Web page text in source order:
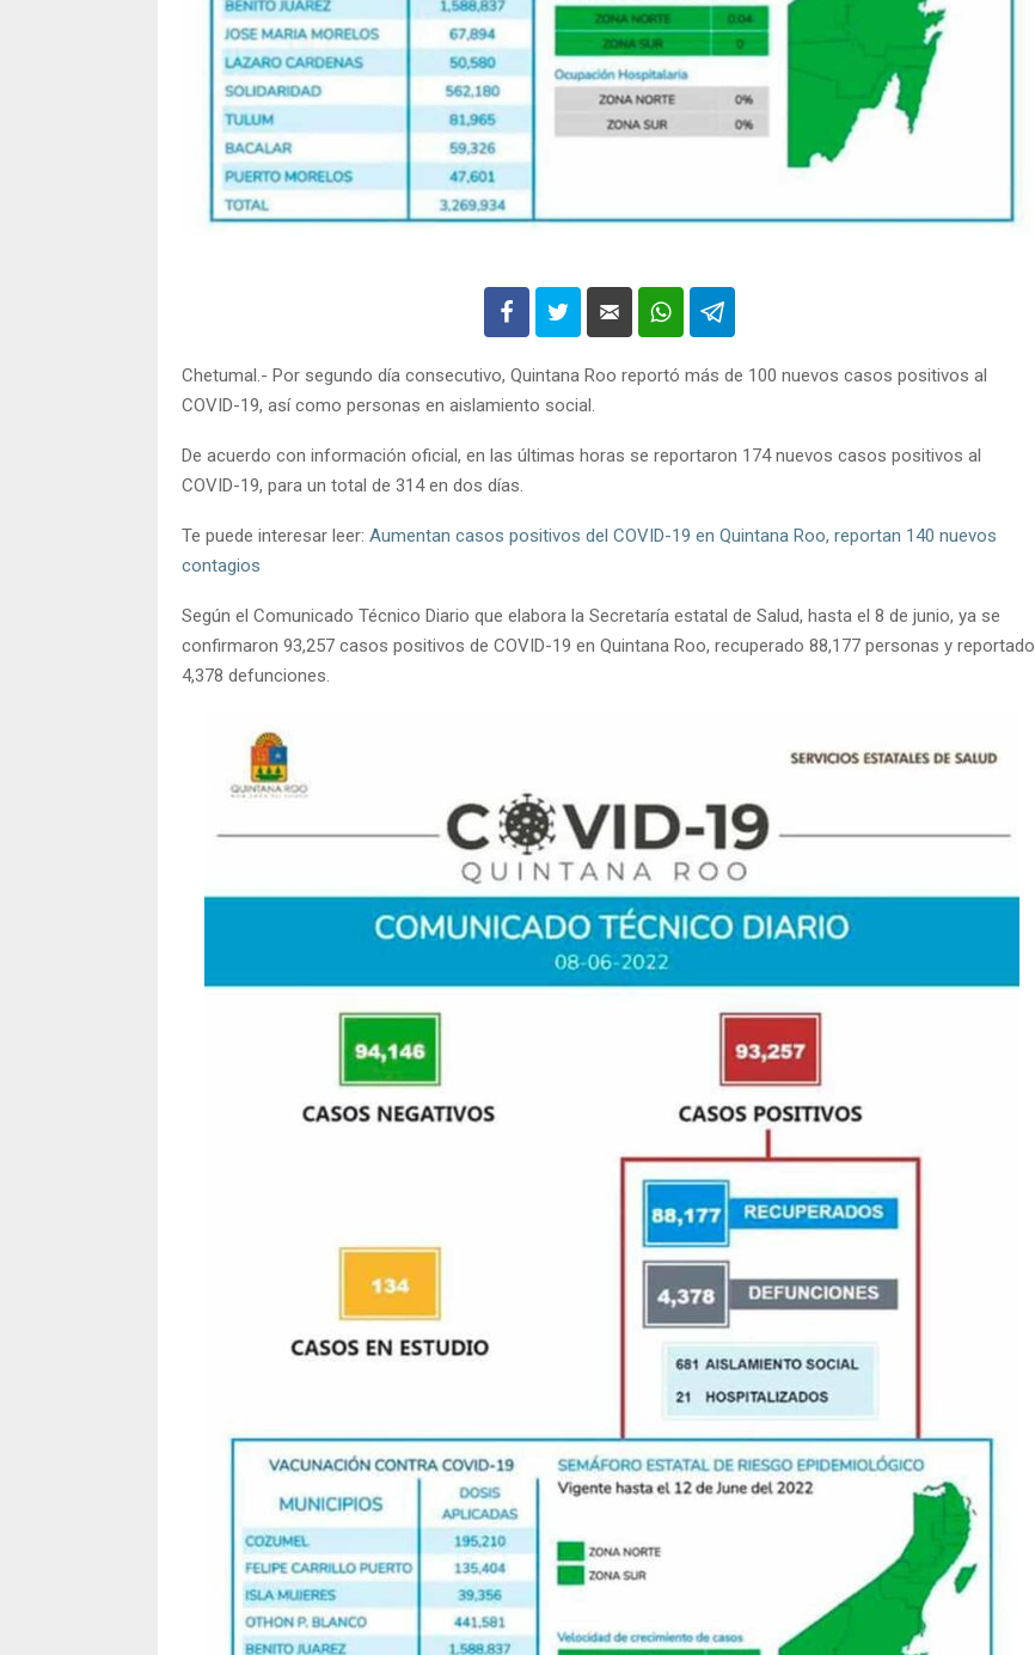
Chetumal.- Por segundo día consecutivo, Quintana Roo reportó más de 100 nuevos casos positivos al
COVID-19, así como personas en aislamiento social.
De acuerdo con información oficial, en las últimas horas se reportaron 174 nuevos casos positivos al
COVID-19, para un total de 314 en dos días.
Te puede interesar leer: Aumentan casos positivos del COVID-19 en Quintana Roo, reportan 140 nuevos
contagios
Según el Comunicado Técnico Diario que elabora la Secretaría estatal de Salud, hasta el 8 de junio, ya se
confirmaron 93,257 casos positivos de COVID-19 en Quintana Roo, recuperado 88,177 personas y reportado
4,378 defunciones.